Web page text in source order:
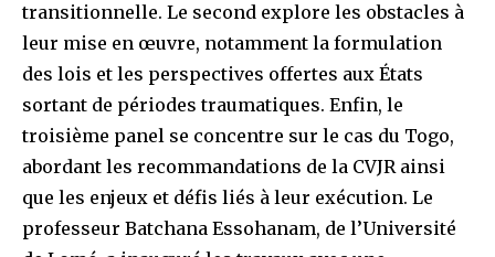
transitionnelle. Le second explore les obstacles à
leur mise en œuvre, notamment la formulation
des lois et les perspectives offertes aux États
sortant de périodes traumatiques. Enfin, le
troisième panel se concentre sur le cas du Togo,
abordant les recommandations de la CVJR ainsi
que les enjeux et défis liés à leur exécution. Le
professeur Batchana Essohanam, de l’Université